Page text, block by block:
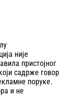
није
пристојног
садрже говор
поруке.
и не